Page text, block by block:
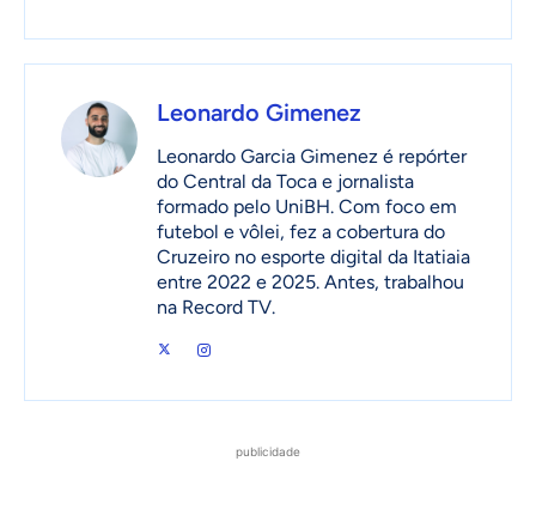
Leonardo Gimenez
Leonardo Garcia Gimenez é repórter
do Central da Toca e jornalista
formado pelo UniBH. Com foco em
futebol e vôlei, fez a cobertura do
Cruzeiro no esporte digital da Itatiaia
entre 2022 e 2025. Antes, trabalhou
na Record TV.
publicidade